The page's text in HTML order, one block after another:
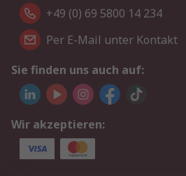
+49 (0) 69 5800 14 234
Per E-Mail unter Kontakt
Sie finden uns auch auf:
Wir akzeptieren: